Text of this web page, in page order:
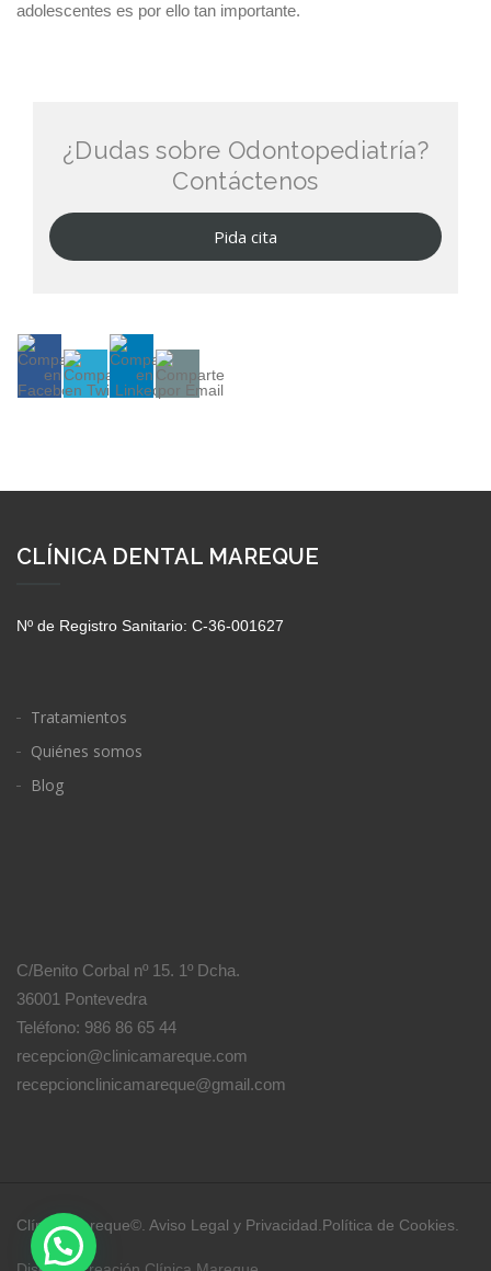
adolescentes es por ello tan importante.
¿Dudas sobre Odontopediatría?
Contáctenos
Pida cita
CLÍNICA DENTAL MAREQUE
Nº de Registro Sanitario: C-36-001627
Tratamientos
Quiénes somos
Blog
C/Benito Corbal nº 15. 1º Dcha.
36001 Pontevedra
Teléfono: 986 86 65 44
recepcion@clinicamareque.com
recepcionclinicamareque@gmail.com
Clínica Mareque©. Aviso Legal y Privacidad.Política de Cookies.